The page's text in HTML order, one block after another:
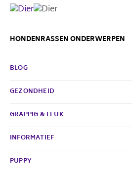
HONDENRASSEN ONDERWERPEN
BLOG
GEZONDHEID
GRAPPIG & LEUK
INFORMATIEF
PUPPY